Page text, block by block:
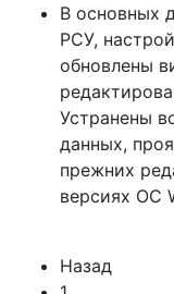
В основных
РСУ,
обновлены
Устранены
данных,
прежних
версиях ОС
Назад